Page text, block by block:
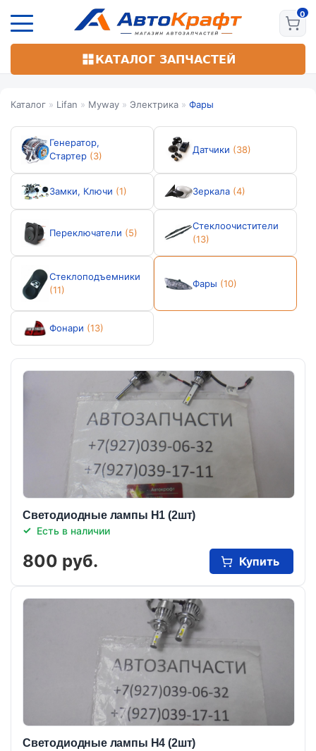
основному
КАТАЛОГ ЗАПЧАСТЕЙ
Каталог » Lifan » Myway » Электрика » Фары
Генератор,
Стартер (3)
Датчики (38)
Замки, Ключи (1) Зеркала (4)
Переключатели (5)
Стеклоочистители
(13)
Стеклоподъемники
(11)
Фары (10)
Фонари (13)
Светодиодные лампы Н1 (2шт)
Есть в наличии
800 руб. Купить
Светодиодные лампы Н4 (2шт)